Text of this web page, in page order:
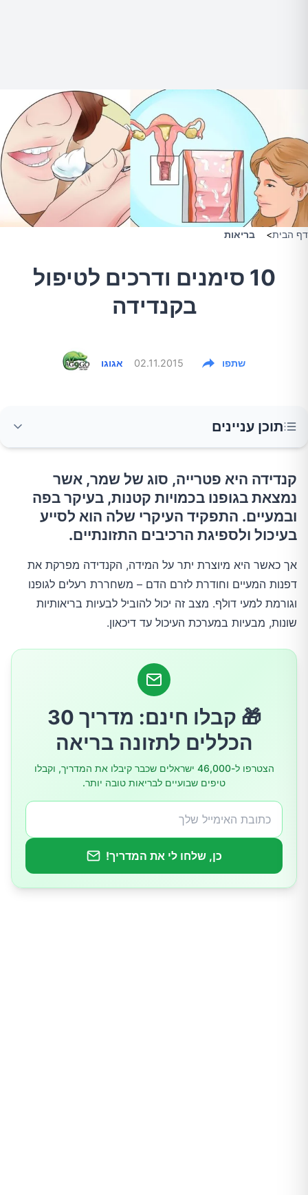
דף הבית> בריאות
10 סימנים ודרכים לטיפול
בקנדידה
אגוגו 02.11.2015 שתפו
תוכן עניינים
מהם הסימנים לקנדידה?
איך מאבחנים קנדידה?
הפסקת גדילת שמרי יתר
קנדידה היא פטרייה, סוג של שמר, אשר
נמצאת בגופנו בכמויות קטנות, בעיקר בפה
ובמעיים. התפקיד העיקרי שלה הוא לסייע
בעיכול ולספיגת הרכיבים התזונתיים.
אך כאשר היא מיוצרת יתר על המידה, הקנדידה מפרקת את
דפנות המעיים וחודרת לזרם הדם – משחררת רעלים לגופנו
וגורמת למעי דולף. מצב זה יכול להוביל לבעיות בריאותיות
שונות, מבעיות במערכת העיכול עד דיכאון.
🎁 קבלו חינם: מדריך 30
הכללים לתזונה בריאה
הצטרפו ל-46,000 ישראלים שכבר קיבלו את המדריך, וקבלו
טיפים שבועיים לבריאות טובה יותר.
כן, שלחו לי את המדריך!